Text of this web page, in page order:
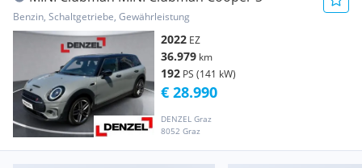
Benzin, Schaltgetriebe, Gewährleistung
2022 EZ
36.979 km
192 PS (141 kW)
DENZEL Graz
8052 Graz
€ 28.990